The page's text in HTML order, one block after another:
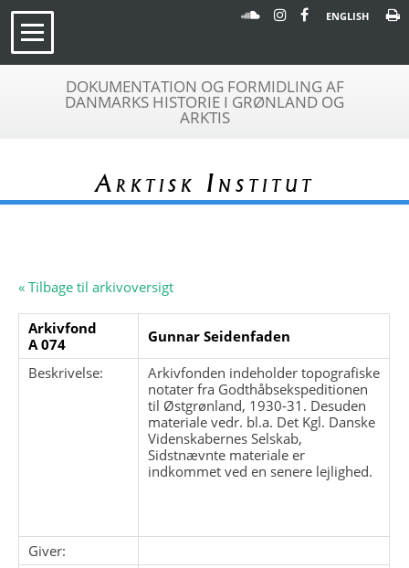
ENGLISH
DOKUMENTATION OG FORMIDLING AF
DANMARKS HISTORIE I GRØNLAND OG
ARKTIS
Arktisk Institut
« Tilbage til arkivoversigt
Arkivfond
A 074
Gunnar Seidenfaden
Beskrivelse:
Arkivfonden indeholder topografiske
notater fra Godthåbsekspeditionen
til Østgrønland, 1930-31. Desuden
materiale vedr. bl.a. Det Kgl. Danske
Videnskabernes Selskab,
Sidstnævnte materiale er
indkommet ved en senere lejlighed.
Giver: